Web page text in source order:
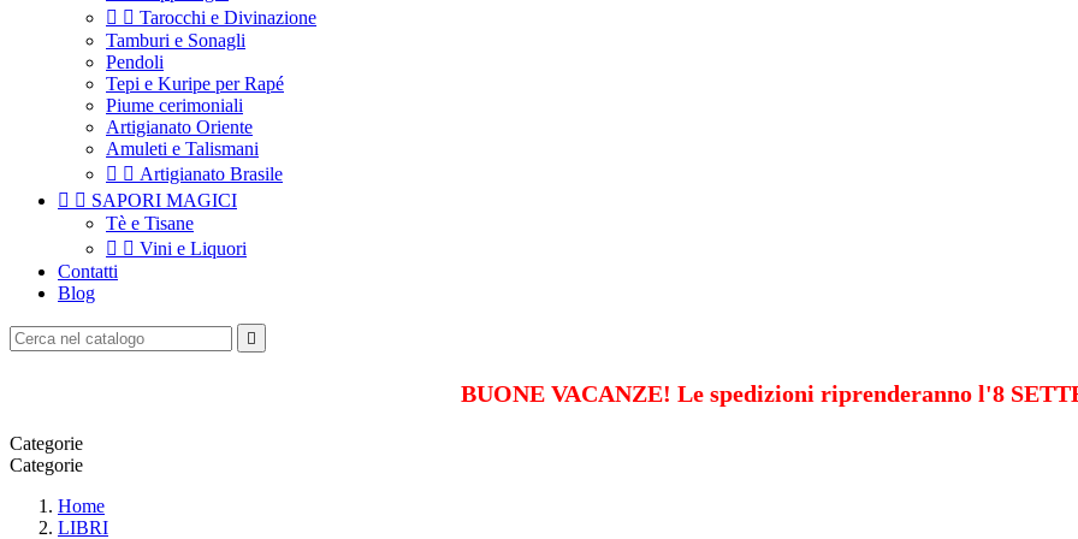
  Tarocchi e Divinazione
Tamburi e Sonagli
Pendoli
Tepi e Kuripe per Rapé
Piume cerimoniali
Artigianato Oriente
Amuleti e Talismani
  Artigianato Brasile
  SAPORI MAGICI
Tè e Tisane
  Vini e Liquori
Contatti
Blog

BUONE VACANZE! Le spedizioni riprenderanno l'8
Categorie
Categorie
Home
LIBRI